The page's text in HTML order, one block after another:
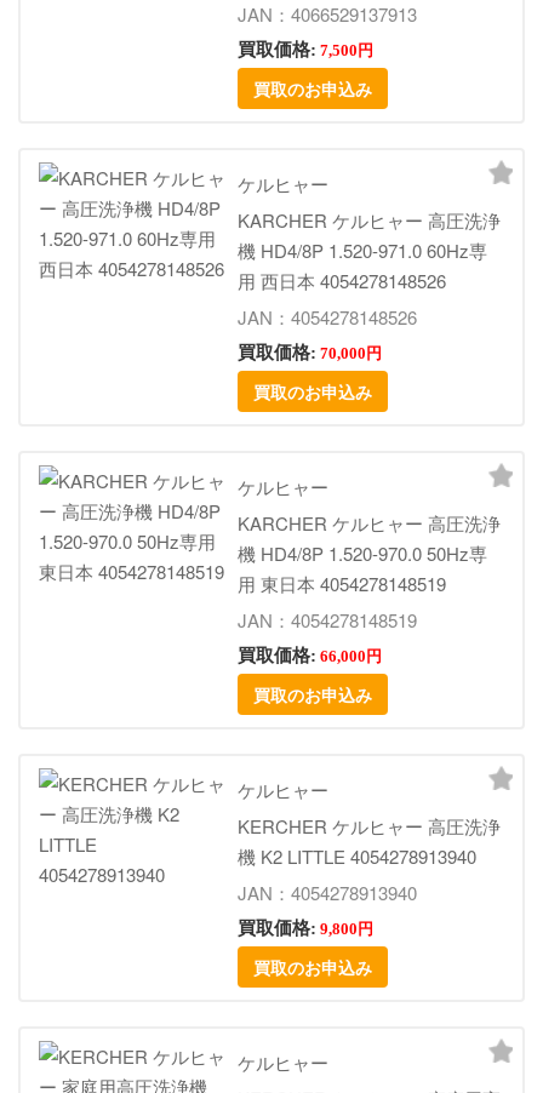
JAN：4066529137913
買取価格: 7,500円
買取のお申込み
ケルヒャー
KARCHER ケルヒャー 高圧洗浄
機 HD4/8P 1.520-971.0 60Hz専
用 西日本 4054278148526
JAN：4054278148526
買取価格: 70,000円
買取のお申込み
ケルヒャー
KARCHER ケルヒャー 高圧洗浄
機 HD4/8P 1.520-970.0 50Hz専
用 東日本 4054278148519
JAN：4054278148519
買取価格: 66,000円
買取のお申込み
ケルヒャー
KERCHER ケルヒャー 高圧洗浄
機 K2 LITTLE 4054278913940
JAN：4054278913940
買取価格: 9,800円
買取のお申込み
ケルヒャー